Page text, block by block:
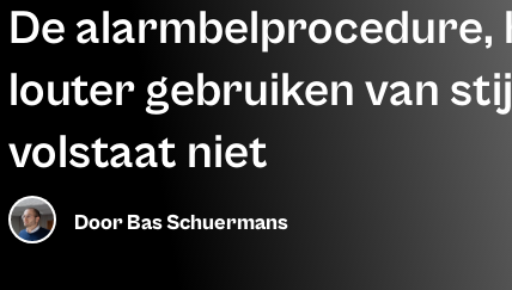
De alarmbelprocedure,
louter gebruiken van
volstaat niet
DoorBas Schuermans